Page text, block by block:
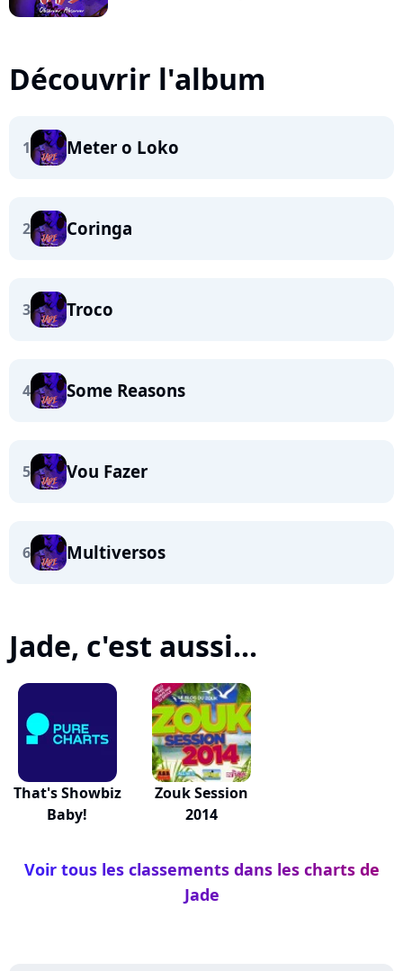
Découvrir l'album
1 Meter o Loko
2 Coringa
3 Troco
4 Some Reasons
5 Vou Fazer
6 Multiversos
Jade, c'est aussi...
That's Showbiz
Baby!
Zouk Session
2014
Voir tous les classements dans les charts de
Jade